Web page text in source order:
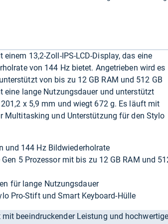
13,2-Zoll-IPS-LCD-Display, das eine
von 144 Hz bietet. Angetrieben wird es
von bis zu 12 GB RAM und 512 GB
eine lange Nutzungsdauer und unterstützt
x 5,9 mm und wiegt 672 g. Es läuft mit
Multitasking und Unterstützung für den Stylo
und 144 Hz Bildwiederholrate
5 Prozessor mit bis zu 12 GB RAM und
für lange Nutzungsdauer
Pro-Stift und Smart Keyboard-Hülle
mit beeindruckender Leistung und